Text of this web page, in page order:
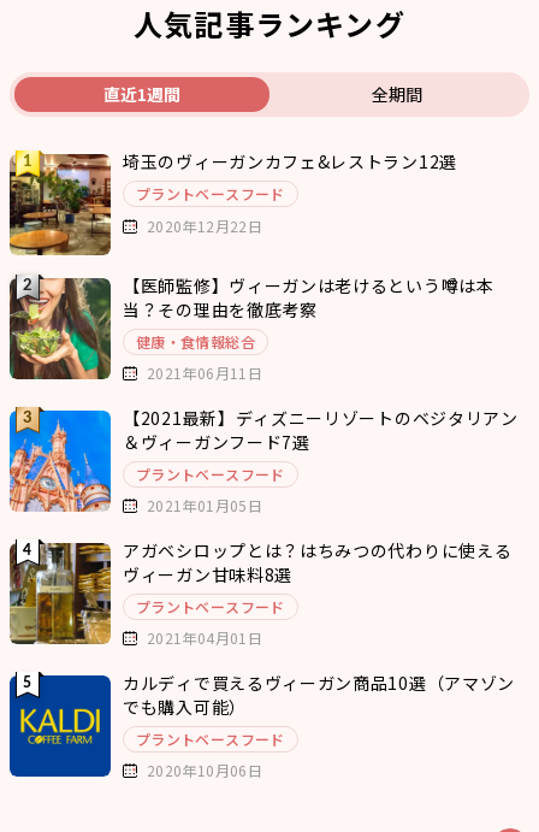
人気記事ランキング
直近1週間 全期間
埼玉のヴィーガンカフェ&レストラン12選
プラントベースフード
2020年12月22日
【医師監修】ヴィーガンは老けるという噂は本
当？その理由を徹底考察
健康・食情報総合
2021年06月11日
【2021最新】ディズニーリゾートのベジタリアン
＆ヴィーガンフード7選
プラントベースフード
2021年01月05日
アガベシロップとは？はちみつの代わりに使える
ヴィーガン甘味料8選
プラントベースフード
2021年04月01日
カルディで買えるヴィーガン商品10選（アマゾン
でも購入可能）
プラントベースフード
2020年10月06日